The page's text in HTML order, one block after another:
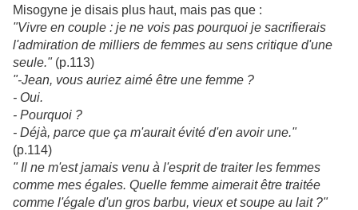
Misogyne je disais plus haut, mais pas que :
"Vivre en couple : je ne vois pas pourquoi je sacrifierais
l'admiration de milliers de femmes au sens critique d'une
seule."(p.113)
"-Jean, vous auriez aimé être une femme ?
- Oui.
- Pourquoi ?
- Déjà, parce que ça m'aurait évité d'en avoir une."
(p.114)
" Il ne m'est jamais venu à l'esprit de traiter les femmes
comme mes égales. Quelle femme aimerait être traitée
comme l'égale d'un gros barbu, vieux et soupe au lait ?"